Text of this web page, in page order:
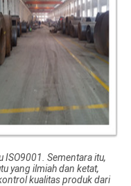
ISO9001. Sementara itu,
yang ilmiah dan ketat,
kualitas produk dari